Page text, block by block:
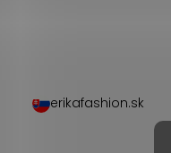
erikafashion.sk